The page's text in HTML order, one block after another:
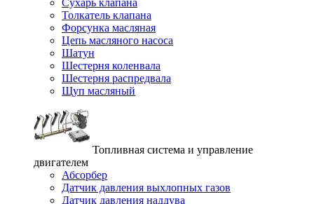
Сухарь клапана
Толкатель клапана
Форсунка масляная
Цепь масляного насоса
Шатун
Шестерня коленвала
Шестерня распредвала
Щуп масляный
Топливная система и управление
двигателем
Абсорбер
Датчик давления выхлопных газов
Датчик давления наддува